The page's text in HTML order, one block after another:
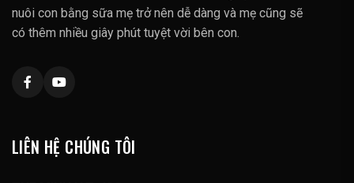
nuôi con bằng sữa mẹ trở nên dễ dàng và mẹ cũng sẽ
có thêm nhiều giây phút tuyệt vời bên con.
LIÊN HỆ CHÚNG TÔI